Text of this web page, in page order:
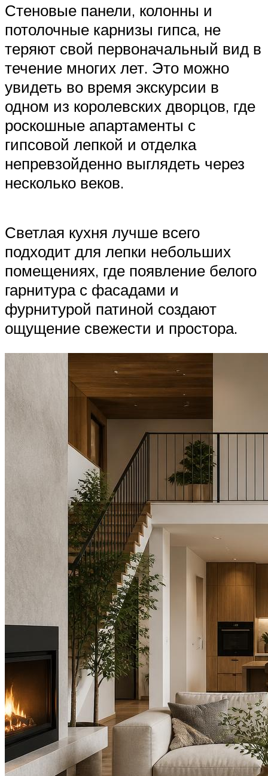
Стеновые панели, колонны и
потолочные карнизы гипса, не
теряют свой первоначальный вид в
течение многих лет. Это можно
увидеть во время экскурсии в
одном из королевских дворцов, где
роскошные апартаменты с
гипсовой лепкой и отделка
непревзойденно выглядеть через
несколько веков.
Светлая кухня лучше всего
подходит для лепки небольших
помещениях, где появление белого
гарнитура с фасадами и
фурнитурой патиной создают
ощущение свежести и простора.